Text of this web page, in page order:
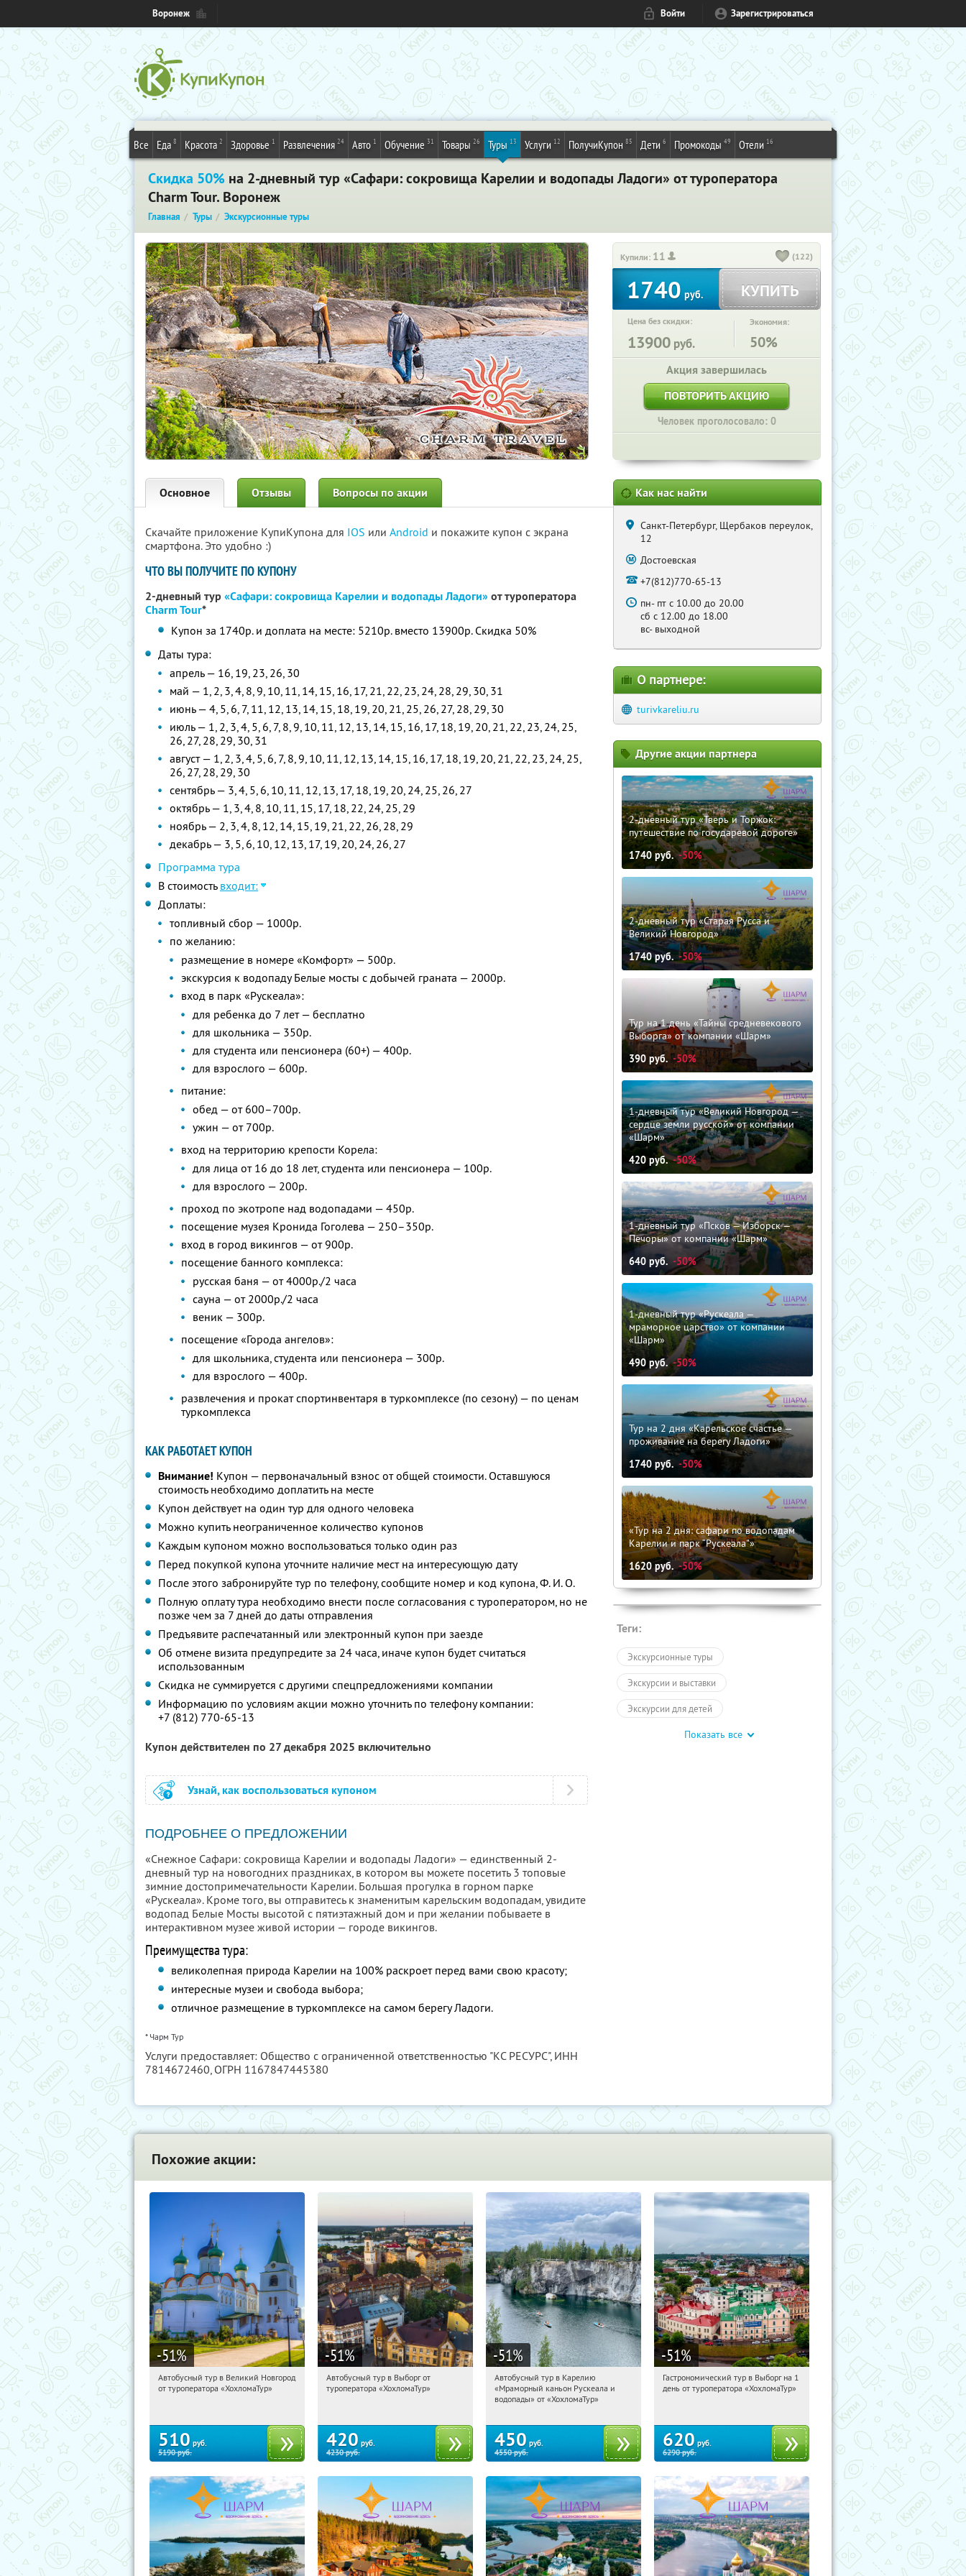
Воронеж Войти Зарегистрироваться
Все Еда 8 Красота 2 Здоровье 1 Развлечения 24 Авто 1 Обучение 31 Товары 26 Туры 13 Услуги 12 ПолучиКупон 85 Дети 6 Промокоды 49 Отели 16
Скидка 50% на 2-дневный тур «Сафари: сокровища Карелии и водопады Ладоги» от туроператора
Charm Tour. Воронеж
Главная Туры Экскурсионные туры
Купили: 11 (122)
1740руб. КУПИТЬ
Цена без скидки:
13900 руб.
Экономия:
50%
Акция завершилась
ПОВТОРИТЬ АКЦИЮ
Человек проголосовало: 0
Основное Отзывы Вопросы по акции
Скачайте приложение КупиКупона для IOS или Android и покажите купон с экрана
смартфона. Это удобно :)
ЧТО ВЫ ПОЛУЧИТЕ ПО КУПОНУ
2-дневный тур «Сафари: сокровища Карелии и водопады Ладоги»от туроператора
Charm Tour*
Купон за 1740р. и доплата на месте: 5210р. вместо 13900р. Скидка 50%
Даты тура:
апрель — 16, 19, 23, 26, 30
май — 1, 2, 3, 4, 8, 9, 10, 11, 14, 15, 16, 17, 21, 22, 23, 24, 28, 29, 30, 31
июнь — 4, 5, 6, 7, 11, 12, 13, 14, 15, 18, 19, 20, 21, 25, 26, 27, 28, 29, 30
июль — 1, 2, 3, 4, 5, 6, 7, 8, 9, 10, 11, 12, 13, 14, 15, 16, 17, 18, 19, 20, 21, 22, 23, 24, 25,
26, 27, 28, 29, 30, 31
август — 1, 2, 3, 4, 5, 6, 7, 8, 9, 10, 11, 12, 13, 14, 15, 16, 17, 18, 19, 20, 21, 22, 23, 24, 25,
26, 27, 28, 29, 30
сентябрь — 3, 4, 5, 6, 10, 11, 12, 13, 17, 18, 19, 20, 24, 25, 26, 27
октябрь — 1, 3, 4, 8, 10, 11, 15, 17, 18, 22, 24, 25, 29
ноябрь — 2, 3, 4, 8, 12, 14, 15, 19, 21, 22, 26, 28, 29
декабрь — 3, 5, 6, 10, 12, 13, 17, 19, 20, 24, 26, 27
Программа тура
В стоимость входит:
Доплаты:
топливный сбор — 1000р.
по желанию:
размещение в номере «Комфорт» — 500р.
экскурсия к водопаду Белые мосты с добычей граната — 2000р.
вход в парк «Рускеала»:
для ребенка до 7 лет — бесплатно
для школьника — 350р.
для студента или пенсионера (60+) — 400р.
для взрослого — 600р.
питание:
обед — от 600–700р.
ужин — от 700р.
вход на территорию крепости Корела:
для лица от 16 до 18 лет, студента или пенсионера — 100р.
для взрослого — 200р.
проход по экотропе над водопадами — 450р.
посещение музея Кронида Гоголева — 250–350р.
вход в город викингов — от 900р.
посещение банного комплекса:
русская баня — от 4000р./2 часа
сауна — от 2000р./2 часа
веник — 300р.
посещение «Города ангелов»:
для школьника, студента или пенсионера — 300р.
для взрослого — 400р.
развлечения и прокат спортинвентаря в туркомплексе (по сезону) — по ценам
туркомплекса
КАК РАБОТАЕТ КУПОН
Внимание! Купон — первоначальный взнос от общей стоимости. Оставшуюся
стоимость необходимо доплатить на месте
Купон действует на один тур для одного человека
Можно купить неограниченное количество купонов
Каждым купоном можно воспользоваться только один раз
Перед покупкой купона уточните наличие мест на интересующую дату
После этого забронируйте тур по телефону, сообщите номер и код купона,Ф. И. О.
Полную оплату тура необходимо внести после согласования с туроператором, но не
позже чем за 7 дней до даты отправления
Предъявите распечатанный или электронный купон при заезде
Об отмене визита предупредите за 24 часа, иначе купон будет считаться
использованным
Скидка не суммируется с другими спецпредложениями компании
Информацию по условиям акции можно уточнить по телефону компании:
+7 (812) 770-65-13
Купон действителен по 27 декабря 2025 включительно
Узнай, как воспользоваться купоном
ПОДРОБНЕЕ О ПРЕДЛОЖЕНИИ
«Снежное Сафари: сокровища Карелии и водопады Ладоги» — единственный 2-
дневный тур на новогодних праздниках, в котором вы можете посетить 3 топовые
зимние достопримечательности Карелии. Большая прогулка в горном парке
«Рускеала». Кроме того, вы отправитесь к знаменитым карельским водопадам, увидите
водопад Белые Мосты высотой с пятиэтажный дом и при желании побываете в
интерактивном музее живой истории — городе викингов.
Преимущества тура:
великолепная природа Карелии на 100% раскроет перед вами свою красоту;
интересные музеи и свобода выбора;
отличное размещение в туркомплексе на самом берегу Ладоги.
* Чарм Тур
Услуги предоставляет: Общество с ограниченной ответственностью "КС РЕСУРС", ИНН
7814672460, ОГРН 1167847445380
Как нас найти
Санкт-Петербург, Щербаков переулок,
12
Достоевская
+7(812)770-65-13
пн- пт с 10.00 до 20.00
сб с 12.00 до 18.00
вс- выходной
О партнере:
turivkareliu.ru
Другие акции партнера
2-дневный тур «Тверь и Торжок:
путешествие по государевой дороге»
1740руб. -50%
2-дневный тур «Старая Русса и
Великий Новгород»
1740руб. -50%
Тур на 1 день «Тайны средневекового
Выборга» от компании «Шарм»
390 руб. -50%
1-дневный тур «Великий Новгород —
сердце земли русской» от компании
«Шарм»
420 руб. -50%
1-дневный тур «Псков — Изборск —
Печоры» от компании «Шарм»
640 руб. -50%
1-дневный тур «Рускеала —
мраморное царство» от компании
«Шарм»
490 руб. -50%
Тур на 2 дня «Карельское счастье —
проживание на берегу Ладоги»
1740 руб. -50%
«Тур на 2 дня: сафари по водопадам
Карелии и парк “Рускеала"»
1620руб. -50%
Теги:
Экскурсионные туры
Экскурсии и выставки
Экскурсии для детей
Автобусные экскурсии
Показать все
Похожие акции:
-51%
20:38:50 Купили:2
Автобусный тур в Великий Новгород
от туроператора «ХохломаТур»
510 руб.
5190руб.
-51%
20:38:50 Купили:
Автобусный тур в Выборг от
туроператора «ХохломаТур»
420 руб.
4230руб.
-51%
20:38:50 Купили:
Сенная площадь
Автобусный тур в Карелию
«Мраморный каньон Рускеала и
водопады» от «ХохломаТур»
450 руб.
4550руб.
-51%
20:38:50 Купили:5
Гастрономический тур в Выборг на 1
день от туроператора «ХохломаТур»
620 руб.
6290руб.